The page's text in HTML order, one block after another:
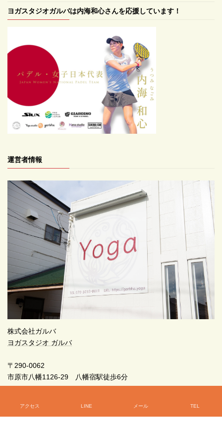
ヨガスタジオガルバは内海和心さんを応援しています！
運営者情報
株式会社ガルバ
ヨガスタジオ ガルバ
〒290-0062
市原市八幡1126-29 八幡宿駅徒歩6分
070-3233-0011
アクセス LINE メール TEL